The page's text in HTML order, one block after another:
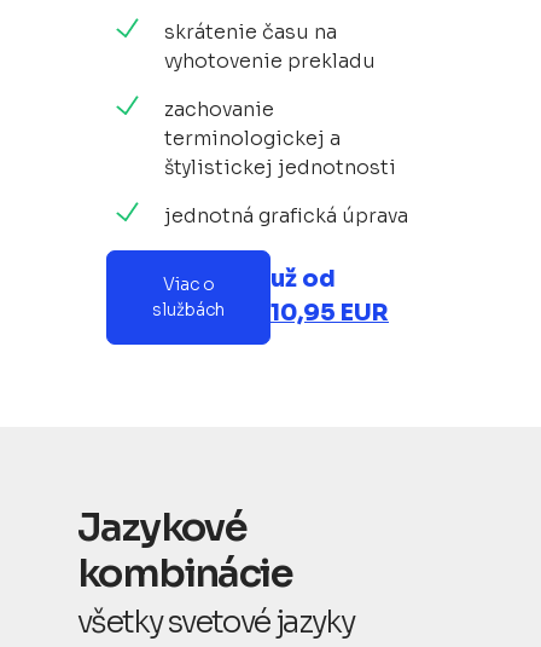
skrátenie času na
vyhotovenie prekladu
zachovanie
terminologickej a
štylistickej jednotnosti
jednotná grafická úprava
Viac o
službách
už od
10,95 EUR
Jazykové
kombinácie
všetky svetové jazyky